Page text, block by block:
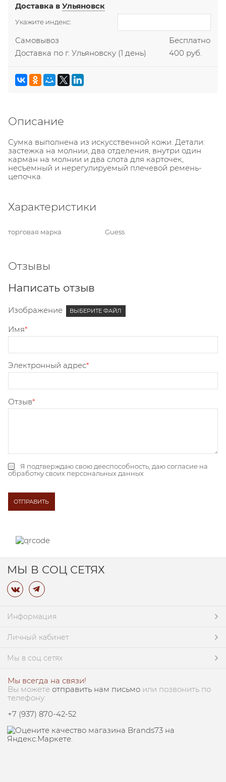
Доставка вУльяновск
Укажите индекс:
Самовывоз
Бесплатно
Доставка по г. Ульяновску (1 день) 400 руб.
Описание
Сумка выполнена из искусственной кожи. Детали:
застежка на молнии, два отделения, внутри один
карман на молнии и два слота для карточек,
несъемный и нерегулируемый плечевой ремень-
цепочка.
Характеристики
торговая марка Guess
Отзывы
Написать отзыв
Изображение ВЫБЕРИТЕ ФАЙЛ
Имя
Электронный адрес
Отзыв
Я подтверждаю свою дееспособность, даюсогласие на
обработку своих персональных данных
МЫ В СОЦ СЕТЯХ
Информация
Личный кабинет
Мы в соц сетях
Мы всегда на связи!
Вы можете отправить нам письмо или позвонить по
телефону:
+7 (937) 870-42-52